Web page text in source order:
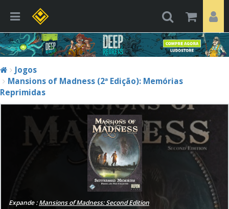
Jogos
Mansions of Madness (2ª Edição): Memórias
Reprimidas
Expande :Mansions of Madness: Second Edition